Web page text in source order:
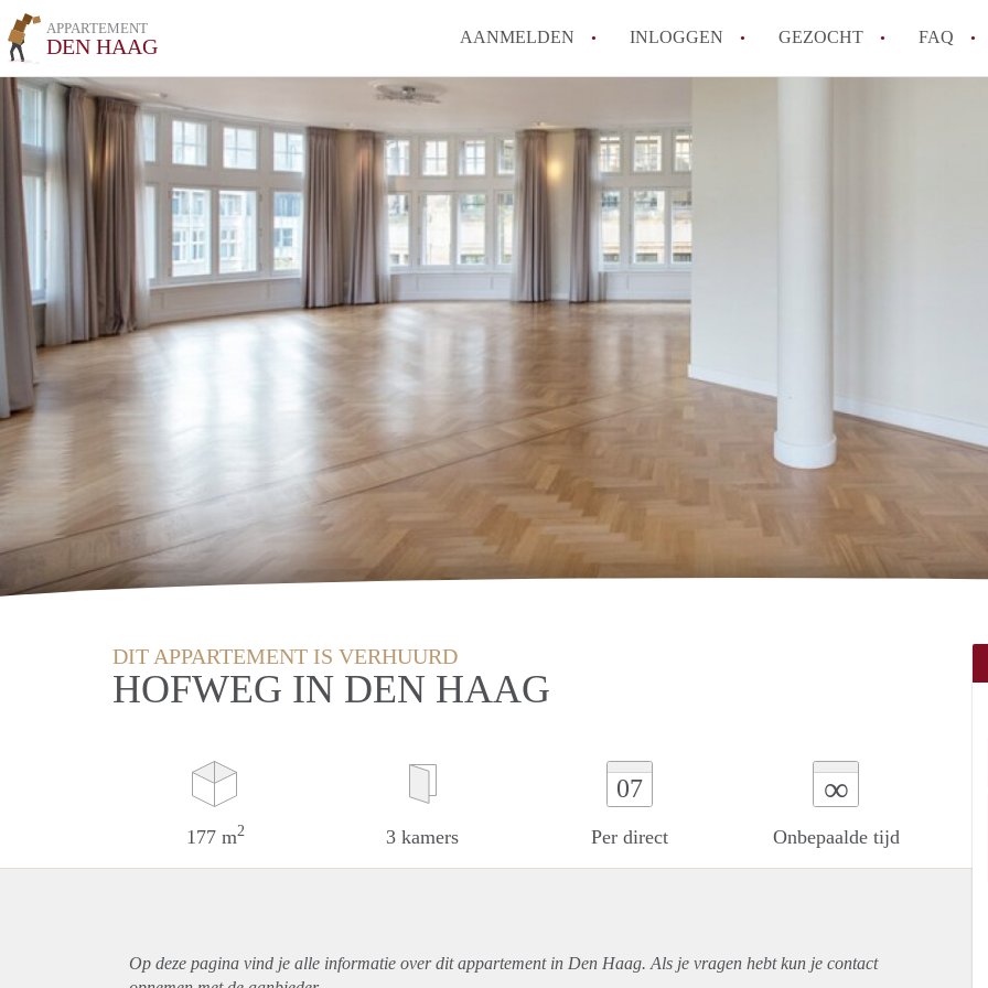
APPARTEMENT
DEN HAAG AANMELDEN INLOGGEN GEZOCHT FAQ
DIT APPARTEMENT IS VERHUURD
HOFWEG IN DEN HAAG
177 m2 3 kamers
07
Per direct
∞
Onbepaalde tijd
Op deze pagina vind je alle informatie over ditappartementin Den Haag. Als je vragen hebt kun je contact